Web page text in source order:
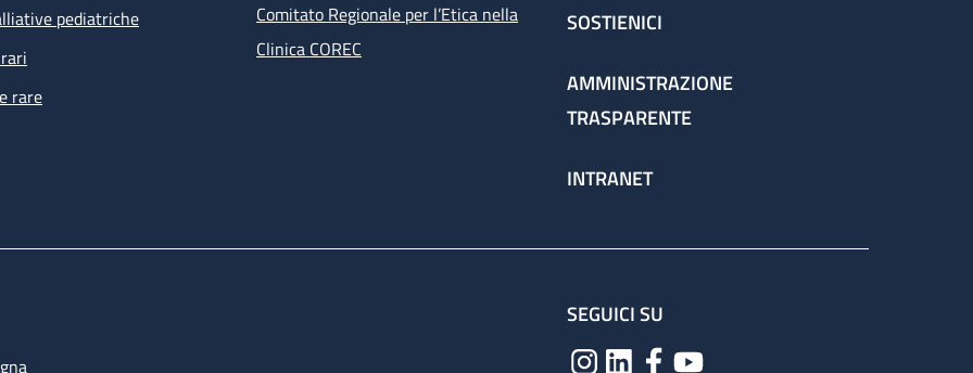
pediatriche
rare
Comitato Regionale per l’Etica nella
Clinica COREC
SOSTIENICI
AMMINISTRAZIONE
TRASPARENTE
INTRANET
SEGUICI SU